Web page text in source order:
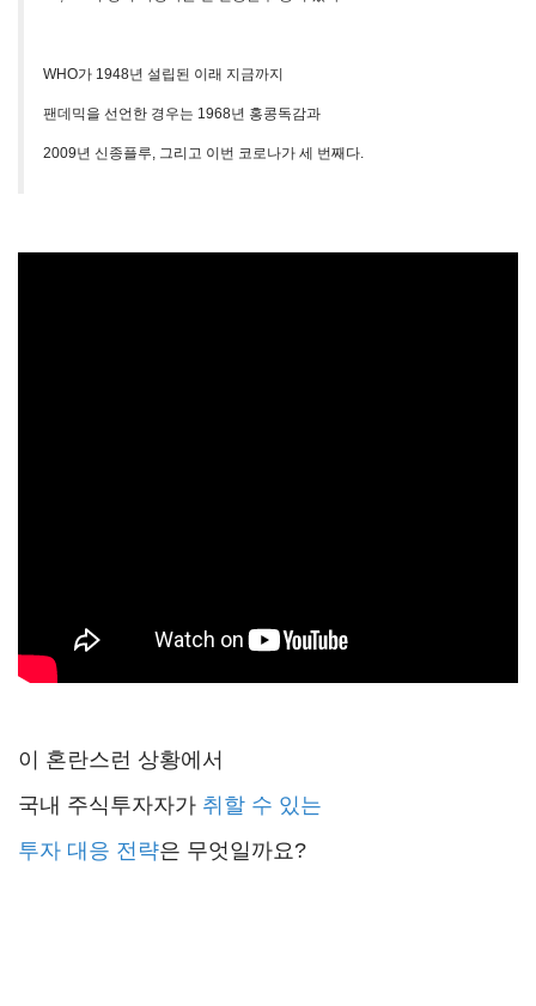
WHO가 1948년 설립된 이래 지금까지
팬데믹을 선언한 경우는 1968년 홍콩독감과
2009년 신종플루, 그리고 이번 코로나가 세 번째다.
이 혼란스런 상황에서
국내 주식투자자가 취할 수 있는
투자 대응 전략은 무엇일까요?